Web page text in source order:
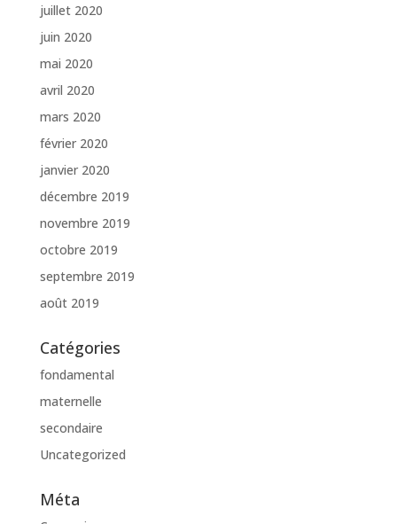
juillet 2020
juin 2020
mai 2020
avril 2020
mars 2020
février 2020
janvier 2020
décembre 2019
novembre 2019
octobre 2019
septembre 2019
août 2019
Catégories
fondamental
maternelle
secondaire
Uncategorized
Méta